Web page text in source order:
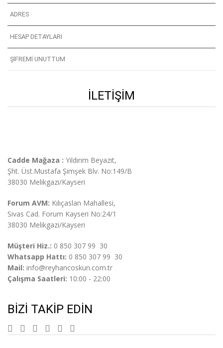
ADRES
HESAP DETAYLARI
ŞIFREMI UNUTTUM
İLETIŞIM
Cadde Mağaza : Yıldırım Beyazıt,
Şht. Üst.Mustafa Şimşek Blv. No:149/B
38030 Melikgazi/Kayseri
Forum AVM: Kılıçaslan Mahallesi,
Sivas Cad. Forum Kayseri No:24/1
38030 Melikgazi/Kayseri
Müşteri Hiz.: 0 850 307 99 30
Whatsapp Hattı: 0 850 307 99 30
Mail: info@reyhancoskun.com.tr
Çalışma Saatleri: 10:00 - 22:00
BIZI TAKIP EDIN